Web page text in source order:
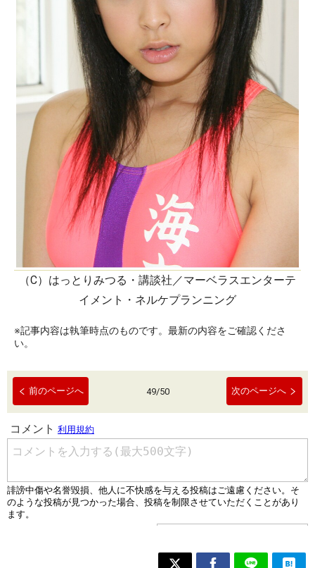
（C）はっとりみつる・講談社／マーベラスエンターテ
イメント・ネルケプランニング
※記事内容は執筆時点のものです。最新の内容をご確認くださ
い。
前のページへ 49/50 次のページへ